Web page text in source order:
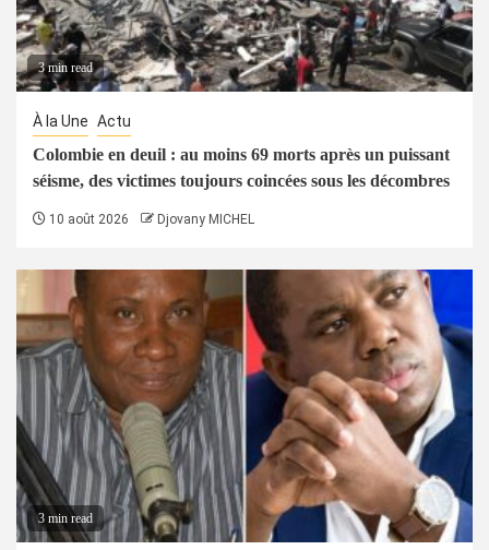
3 min read
À la Une Actu
Colombie en deuil : au moins 69 morts après un puissant
séisme, des victimes toujours coincées sous les décombres
10 août 2026 Djovany MICHEL
3 min read